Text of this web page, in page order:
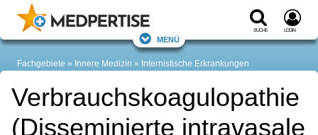
Suche Login
Menü
Fachgebiete Innere Medizin Internistische Erkrankungen
Verbrauchskoagulopathie
(Disseminierte intravasale